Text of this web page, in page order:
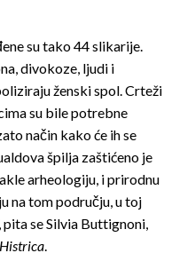
su tako 44 slikarije.
divokoze, ljudi i
ženski spol. Crteži
su bile potrebne
način kako će ih se
špilja zaštićeno je
arheologiju, i prirodnu
na tom području, u toj
pita se Silvia Buttignoni,
.